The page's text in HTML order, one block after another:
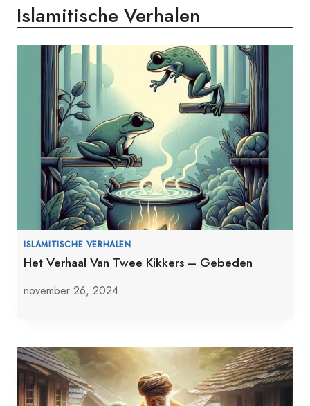
Islamitische Verhalen
ISLAMITISCHE VERHALEN
Het Verhaal Van Twee Kikkers – Gebeden
november 26, 2024